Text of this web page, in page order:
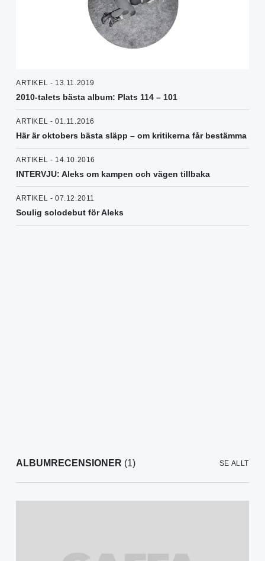
ARTIKEL - 13.11.2019
2010-talets bästa album: Plats 114 – 101
ARTIKEL - 01.11.2016
Här är oktobers bästa släpp – om kritikerna får bestämma
ARTIKEL - 14.10.2016
INTERVJU: Aleks om kampen och vägen tillbaka
ARTIKEL - 07.12.2011
Soulig solodebut för Aleks
ALBUMRECENSIONER (1) SE ALLT